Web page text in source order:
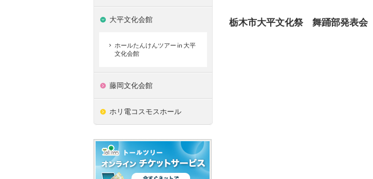
栃木市大平文化祭 舞踊部発表会
大平文化会館
ホールたんけんツアー in 大平
文化会館
藤岡文化会館
ホリ電コスモスホール